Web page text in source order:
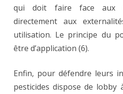
qui doit faire face aux
directement aux
utilisation. Le principe du
être d’application (6).
Enfin, pour défendre leurs
pesticides dispose de lobby